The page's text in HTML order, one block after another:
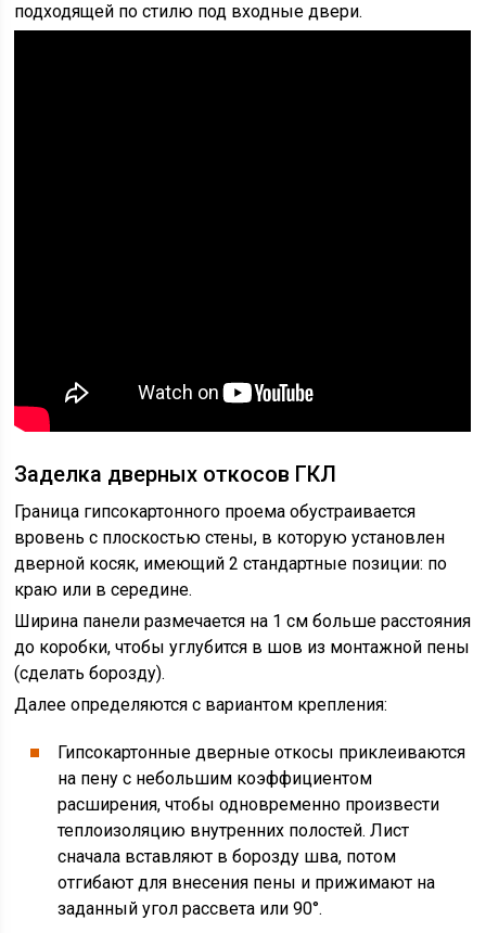
подходящей по стилю под входные двери.
Заделка дверных откосов ГКЛ
Граница гипсокартонного проема обустраивается
вровень с плоскостью стены, в которую установлен
дверной косяк, имеющий 2 стандартные позиции: по
краю или в середине.
Ширина панели размечается на 1 см больше расстояния
до коробки, чтобы углубится в шов из монтажной пены
(сделать борозду).
Далее определяются с вариантом крепления:
Гипсокартонные дверные откосы приклеиваются
на пену с небольшим коэффициентом
расширения, чтобы одновременно произвести
теплоизоляцию внутренних полостей. Лист
сначала вставляют в борозду шва, потом
отгибают для внесения пены и прижимают на
заданный угол рассвета или 90°.